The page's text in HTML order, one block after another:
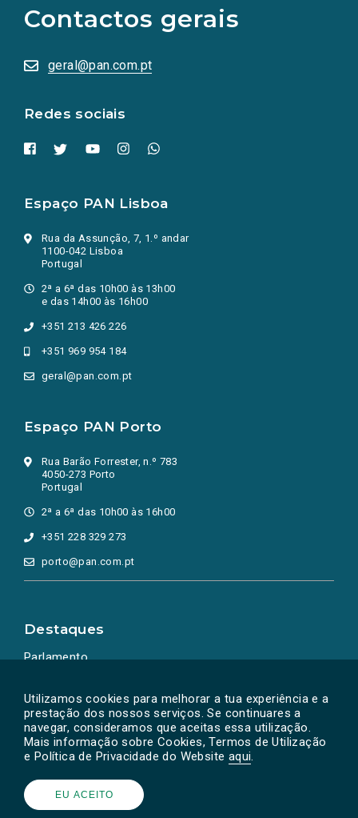
Utilizamos cookies para melhorar a tua experiência e a
prestação dos nossos serviços. Se continuares a
navegar, consideramos que aceitas essa utilização.
Mais informação sobre Cookies, Termos de Utilização
e Política de Privacidade do Website aqui.
EU ACEITO
Contactos gerais
geral@pan.com.pt
Redes sociais
redes
sociais
numa
nova
Espaço PAN Lisboa
Rua da Assunção, 7, 1.º andar
1100-042 Lisboa
Portugal
2ª a 6ª das 10h00 às 13h00
e das 14h00 às 16h00
+351 213 426 226
+351 969 954 184
geral@pan.com.pt
Espaço PAN Porto
Rua Barão Forrester, n.º 783
4050-273 Porto
Portugal
2ª a 6ª das 10h00 às 16h00
+351 228 329 273
porto@pan.com.pt
Destaques
Parlamento
Powered by © PAN 2026